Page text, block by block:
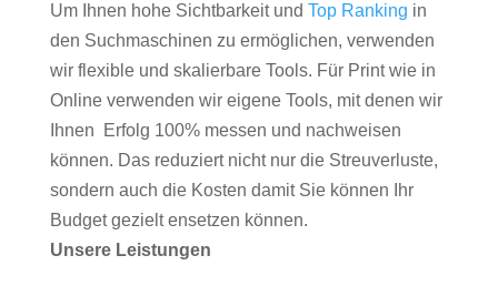
Um Ihnen hohe Sichtbarkeit und Top Ranking in
den Suchmaschinen zu ermöglichen, verwenden
wir flexible und skalierbare Tools. Für Print wie in
Online verwenden wir eigene Tools, mit denen wir
Ihnen Erfolg 100% messen und nachweisen
können. Das reduziert nicht nur die Streuverluste,
sondern auch die Kosten damit Sie können Ihr
Budget gezielt ensetzen können.
Unsere Leistungen